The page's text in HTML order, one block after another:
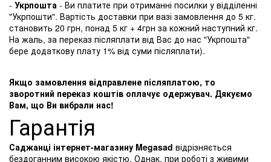
- Укрпошта - Ви платите при отриманні посилки у відділенні
"Укрпошти". Вартість доставки при вазі замовлення до 5 кг.
становить 20 грн, понад 5 кг + 4грн за кожний наступний кг.
На жаль, за переказ післяплати від Вас до нас "Укрпошта"
бере додаткову плату 1% від суми післяплати).
Якщо замовлення відправлене післяплатою, то
зворотний переказ коштів оплачує одержувач. Дякуємо
Вам, що Ви вибрали нас!
Гарантія
Саджанці інтернет-магазину Megasad відрізняється
бездоганним високою якістю. Однак, при роботі з живими